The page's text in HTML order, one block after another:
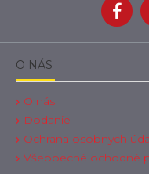
O NÁS
O nás
Dodanie
Ochrana osobnych
Všeobecné ochodné